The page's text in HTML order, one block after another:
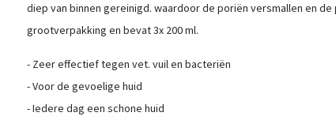
diep van binnen gereinigd. waardoor de poriën versmallen en
grootverpakking en bevat 3x 200 ml.
- Zeer effectief tegen vet. vuil en bacteriën
- Voor de gevoelige huid
- Iedere dag een schone huid